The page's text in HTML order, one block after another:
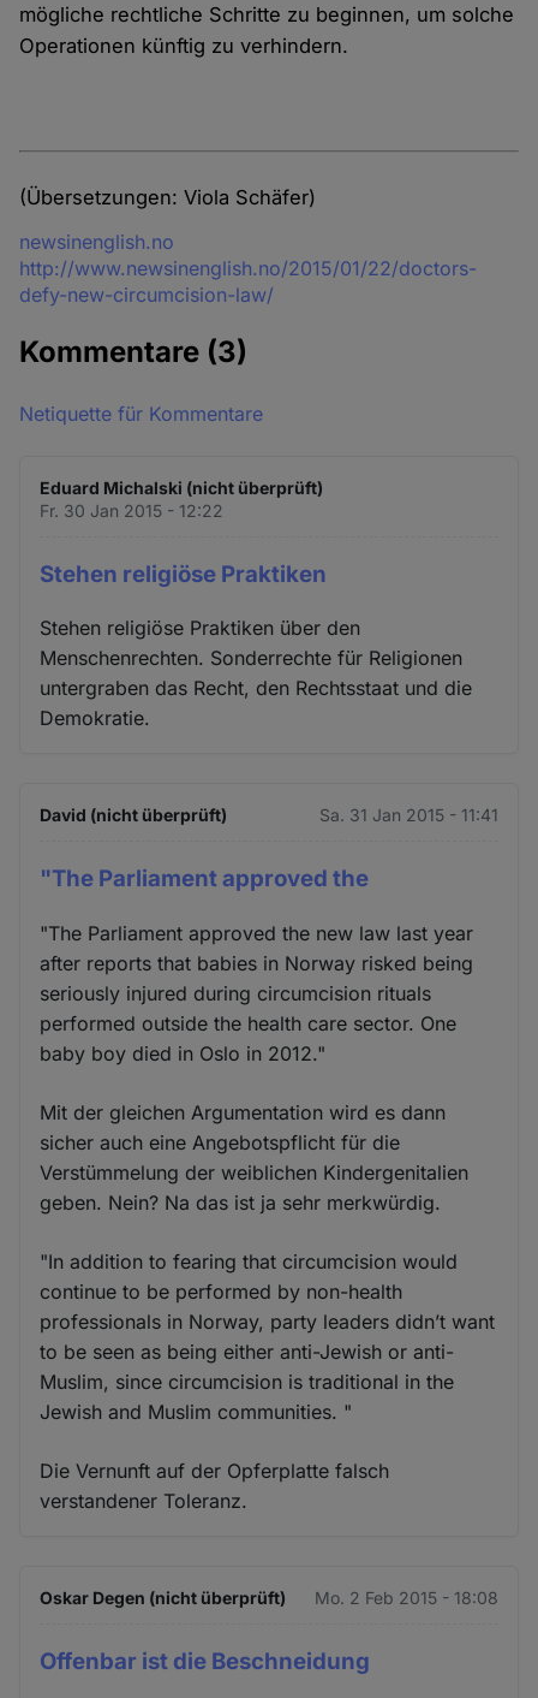
mögliche rechtliche Schritte zu beginnen, um solche
Operationen künftig zu verhindern.
(Übersetzungen: Viola Schäfer)
Quelle
newsinenglish.no
http://www.newsinenglish.no/2015/01/22/doctors-
defy-new-circumcision-law/
Kommentare (3)
Netiquette für Kommentare
Eduard Michalski (nicht überprüft)
Fr. 30 Jan 2015 - 12:22
Stehen religiöse Praktiken
Stehen religiöse Praktiken über den
Menschenrechten. Sonderrechte für Religionen
untergraben das Recht, den Rechtsstaat und die
Demokratie.
David (nicht überprüft) Sa. 31 Jan 2015 - 11:41
"The Parliament approved the
"The Parliament approved the new law last year
after reports that babies in Norway risked being
seriously injured during circumcision rituals
performed outside the health care sector. One
baby boy died in Oslo in 2012."
Mit der gleichen Argumentation wird es dann
sicher auch eine Angebotspflicht für die
Verstümmelung der weiblichen Kindergenitalien
geben. Nein? Na das ist ja sehr merkwürdig.
"In addition to fearing that circumcision would
continue to be performed by non-health
professionals in Norway, party leaders didn’t want
to be seen as being either anti-Jewish or anti-
Muslim, since circumcision is traditional in the
Jewish and Muslim communities. "
Die Vernunft auf der Opferplatte falsch
verstandener Toleranz.
Oskar Degen (nicht überprüft) Mo. 2 Feb 2015 - 18:08
Offenbar ist die Beschneidung